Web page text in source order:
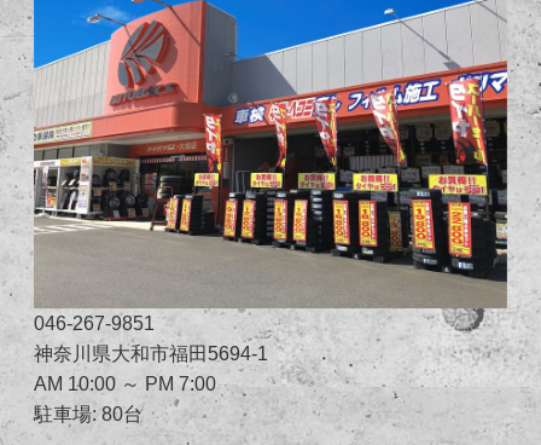
046-267-9851
神奈川県大和市福田5694-1
AM 10:00 ～ PM 7:00
駐車場: 80台